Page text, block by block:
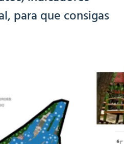
para que consigas